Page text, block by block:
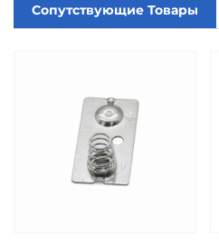
Сопутствующие Товары